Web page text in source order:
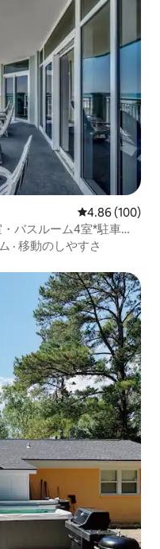
レビュー100
4.86 (100)
バスルーム4室*駐車場*
· 移動のしやすさ